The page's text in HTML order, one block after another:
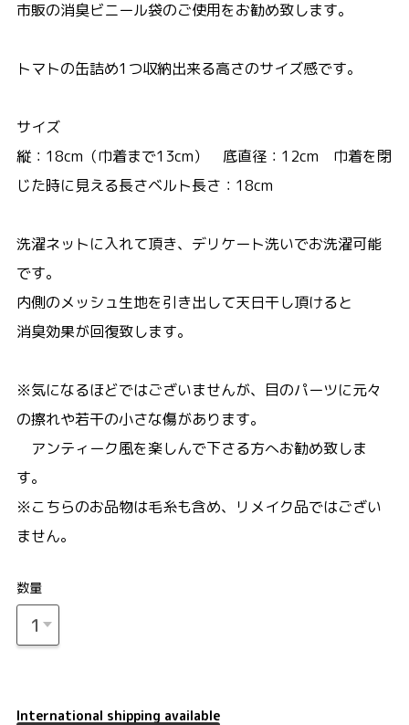
市販の消臭ビニール袋のご使用をお勧め致します。
トマトの缶詰め1つ収納出来る高さのサイズ感です。
サイズ
縦：18cm（巾着まで13cm） 底直径：12cm 巾着を閉
じた時に見える長さベルト長さ：18cm
洗濯ネットに入れて頂き、デリケート洗いでお洗濯可能
です。
内側のメッシュ生地を引き出して天日干し頂けると
消臭効果が回復致します。
※気になるほどではございませんが、目のパーツに元々
の擦れや若干の小さな傷があります。
アンティーク風を楽しんで下さる方へお勧め致しま
す。
※こちらのお品物は毛糸も含め、リメイク品ではござい
ません。
数量
International shipping available